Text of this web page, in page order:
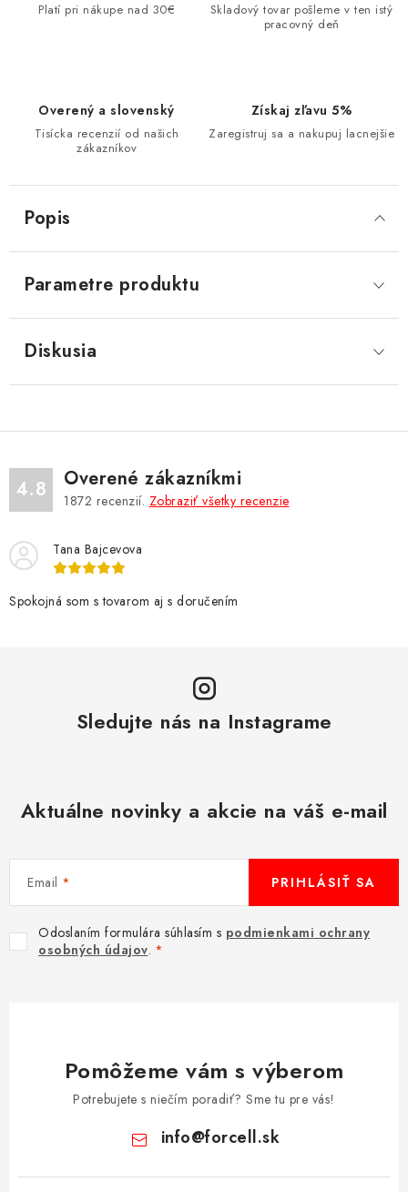
Platí pri nákupe nad 30€
Skladový tovar pošleme v ten istý
pracovný deň
Overený a slovenský
Tisícka recenzií od našich
zákazníkov
Získaj zľavu 5%
Zaregistruj sa a nakupuj lacnejšie
Popis
Parametre produktu
Diskusia
4.8 Overené zákazníkmi
1872 recenzií. Zobraziť všetky recenzie
Tana Bajcevova
Spokojná som s tovarom aj s doručením
Sledujte nás na Instagrame
Aktuálne novinky a akcie na váš e-mail
Email
Odoslaním formulára súhlasím s podmienkami ochrany
osobných údajov.
PRIHLÁSIŤ SA
Pomôžeme vám s výberom
Potrebujete s niečím poradiť? Sme tu pre vás!
info@forcell.sk